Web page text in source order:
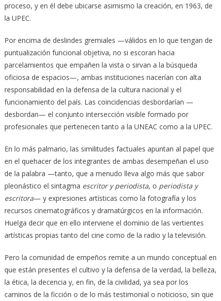
proceso, y en él debe ubicarse asimismo la creación, en 1963, de
la UPEC.
Por encima de deslindes gremiales —válidos en lo que tengan de
puntualización funcional objetiva, no si escoran hacia
parcelamientos que empañen la vista o sirvan a la búsqueda
oficiosa de espacios—, ambas instituciones nacerían con alta
responsabilidad en la defensa de la cultura nacional y el
funcionamiento del país. Las coincidencias desbordarían —
desbordan— el conjunto intersección visible formado por
profesionales que pertenecen tanto a la UNEAC como a la UPEC.
En lo más palmario, las similitudes factuales apuntan al papel que
en el quehacer de los integrantes de ambas desempeñan el uso
de la palabra —tanto, que a menudo lleva algo más que sabor
pleonástico el sintagma escritor y periodista, o periodista y
escritora— y expresiones artísticas como la fotografía y los
recursos cinematográficos y dramatúrgicos en la información.
Huelga decir que en ello interviene el dominio de las vertientes
artísticas propias tanto del cine como de la radio y la televisión.
Pero la comunidad de empeños remite a un mundo conceptual en
que están presentes el cultivo y la defensa de la verdad, la belleza,
la ética, la decencia y, en fin, de la civilidad, ya sea por los
caminos de la ficción o de lo más testimonial o noticioso, sin que